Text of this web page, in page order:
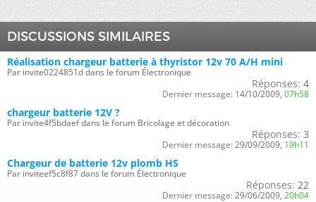
DISCUSSIONS SIMILAIRES
Réalisation chargeur batterie à thyristor 12v 70 A/H mini
Par invite0224851d dans le forum Électronique
Réponses: 4
Dernier message: 14/10/2009, 07h58
chargeur batterie 12V ?
Par invite4f5bdaef dans le forum Bricolage et décoration
Réponses: 3
Dernier message: 29/09/2009, 19h11
Chargeur de batterie 12v plomb HS
Par inviteef5c8f87 dans le forum Électronique
Réponses: 22
Dernier message: 29/06/2009, 20h04